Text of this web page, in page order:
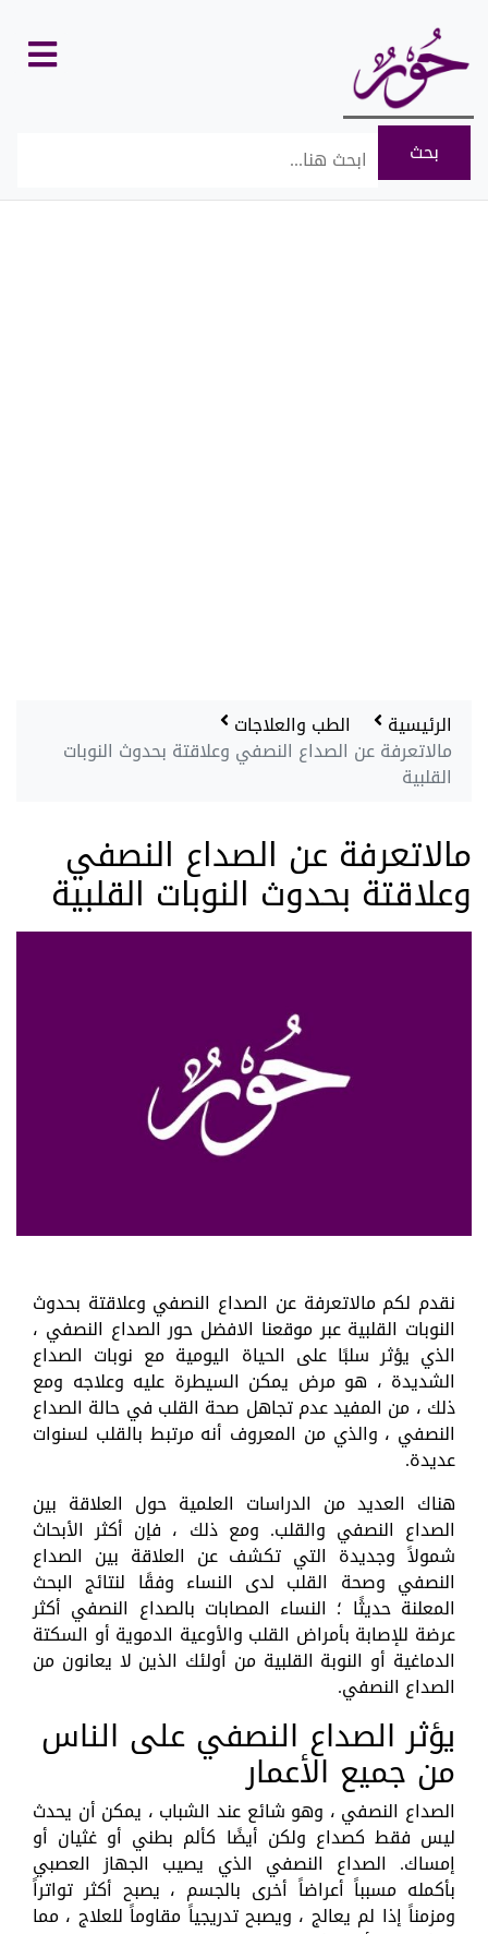
الرئيسية الطب والعلاجات
مالاتعرفة عن الصداع النصفي وعلاقتة بحدوث النوبات
القلبية
مالاتعرفة عن الصداع النصفي
وعلاقتة بحدوث النوبات القلبية
نقدم لكم مالاتعرفة عن الصداع النصفي وعلاقتة بحدوث
النوبات القلبية عبر موقعنا الافضل حور الصداع النصفي ،
الذي يؤثر سلبًا على الحياة اليومية مع نوبات الصداع
الشديدة ، هو مرض يمكن السيطرة عليه وعلاجه ومع
ذلك ، من المفيد عدم تجاهل صحة القلب في حالة الصداع
النصفي ، والذي من المعروف أنه مرتبط بالقلب لسنوات
عديدة.
هناك العديد من الدراسات العلمية حول العلاقة بين
الصداع النصفي والقلب. ومع ذلك ، فإن أكثر الأبحاث
شمولاً وجديدة التي تكشف عن العلاقة بين الصداع
النصفي وصحة القلب لدى النساء وفقًا لنتائج البحث
المعلنة حديثًا ؛ النساء المصابات بالصداع النصفي أكثر
عرضة للإصابة بأمراض القلب والأوعية الدموية أو السكتة
الدماغية أو النوبة القلبية من أولئك الذين لا يعانون من
الصداع النصفي.
يؤثر الصداع النصفي على الناس
من جميع الأعمار
الصداع النصفي ، وهو شائع عند الشباب ، يمكن أن يحدث
ليس فقط كصداع ولكن أيضًا كألم بطني أو غثيان أو
إمساك. الصداع النصفي الذي يصيب الجهاز العصبي
بأكمله مسبباً أعراضاً أخرى بالجسم ، يصبح أكثر تواتراً
ومزمناً إذا لم يعالج ، ويصبح تدريجياً مقاوماً للعلاج ، مما